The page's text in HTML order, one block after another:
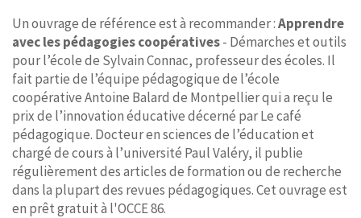
Un ouvrage de référence est à recommander :Apprendre
avec les pédagogies coopératives- Démarches et outils
pour l’école de Sylvain Connac, professeur des écoles. Il
fait partie de l’équipe pédagogique de l’école
coopérative Antoine Balard de Montpellier qui a reçu le
prix de l’innovation éducative décerné par Le café
pédagogique. Docteur en sciences de l’éducation et
chargé de cours à l’université Paul Valéry, il publie
régulièrement des articles de formation ou de recherche
dans la plupart des revues pédagogiques. Cet ouvrage est
en prêt gratuit à l'OCCE 86.